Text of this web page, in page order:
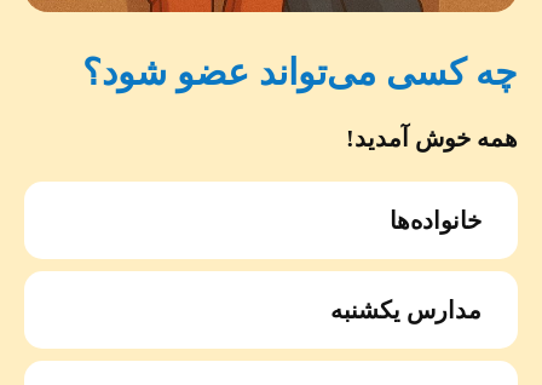
چه کسی می‌تواند عضو شود؟
همه خوش آمدید!
خانواده‌ها
مدارس یکشنبه